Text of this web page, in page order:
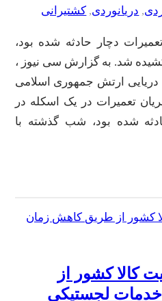
, دریانوردی, کشتیرانی
دچار حادثه شده بود،
شد. به گزارش سی نیوز ،
دریایی ارتش جمهوری اسلامی
و در جریان تعمیرات در یک اسکله در
شده بود، شب گذشته با
کالا کشور از
لجستیکی